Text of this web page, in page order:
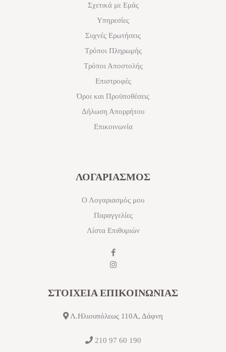
Σχετικά με Εμάς
Υπηρεσίες
Συχνές Ερωτήσεις
Τρόποι Πληρωμής
Τρόποι Αποστολής
Επιστροφές
Όροι και Προϋποθέσεις
Δήλωση Απορρήτου
Επικοινωνία
ΛΟΓΑΡΙΑΣΜΟΣ
Ο Λογαριασμός μου
Παραγγελίες
Λίστα Επιθυμιών
ΣΤΟΙΧΕΙΑ ΕΠΙΚΟΙΝΩΝΙΑΣ
Λ.Ηλιουπόλεως 110Α, Δάφνη
210 97 60 190